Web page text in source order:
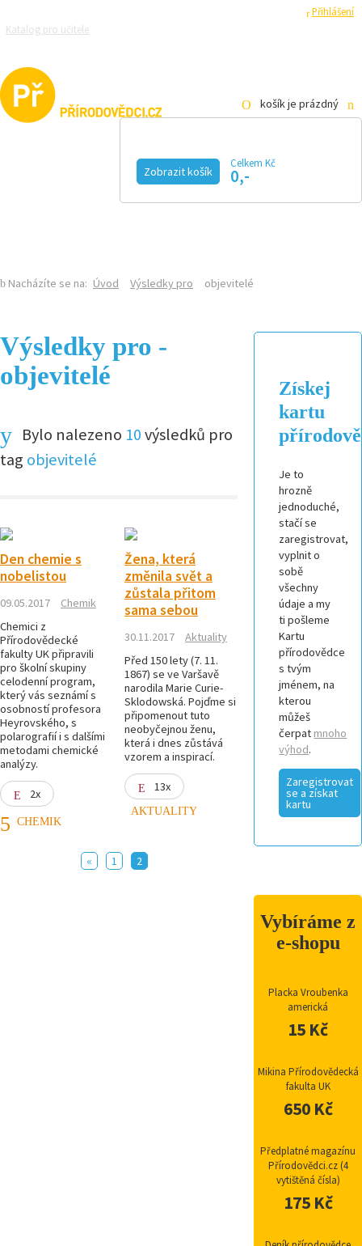
Přihlášení
Katalog pro učitele
košík je prázdný
Zobrazit košík
Celkem Kč
0,-
Nacházíte se na: Úvod Výsledky pro objevitelé
Výsledky pro -
objevitelé
Bylo nalezeno 10výsledků pro
tag objevitelé
Den chemie s
nobelistou
09.05.2017
Chemik
Chemici z
Přírodovědecké
fakulty UK připravili
pro školní skupiny
celodenní program,
který vás seznámí s
osobností profesora
Heyrovského, s
polarografií i s dalšími
metodami chemické
analýzy.
2x
CHEMIK
Žena, která
změnila svět a
zůstala přitom
sama sebou
30.11.2017
Aktuality
Před 150 lety (7. 11.
1867) se ve Varšavě
narodila Marie Curie-
Sklodowská. Pojďme si
připomenout tuto
neobyčejnou ženu,
která i dnes zůstává
vzorem a inspirací.
13x
AKTUALITY
« 1 2
Získej
kartu
Je to
hrozně
jednoduché,
stačí se
zaregistrovat,
vyplnit o
sobě
všechny
údaje a my
ti pošleme
Kartu
přírodovědce
s tvým
jménem, na
kterou
můžeš
čerpat mnoho
výhod.
Zaregistrovat
se a získat
kartu
Vybíráme z
e-shopu
Placka Vroubenka
americká
15 Kč
Mikina Přírodovědecká
fakulta UK
650 Kč
Předplatné magazínu
Přírodovědci.cz (4
vytištěná čísla)
175 Kč